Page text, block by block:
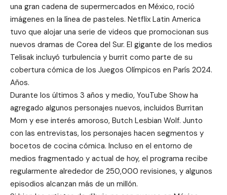
una gran cadena de supermercados en México, roció
imágenes en la línea de pasteles. Netflix Latin America
tuvo que alojar una serie de videos que promocionan sus
nuevos dramas de Corea del Sur. El gigante de los medios
Telisak incluyó turbulencia y burrit como parte de su
cobertura cómica de los Juegos Olímpicos en París 2024.
Años.
Durante los últimos 3 años y medio, YouTube Show ha
agregado algunos personajes nuevos, incluidos Burritan
Mom y ese interés amoroso, Butch Lesbian Wolf. Junto
con las entrevistas, los personajes hacen segmentos y
bocetos de cocina cómica. Incluso en el entorno de
medios fragmentado y actual de hoy, el programa recibe
regularmente alrededor de 250,000 revisiones, y algunos
episodios alcanzan más de un millón.